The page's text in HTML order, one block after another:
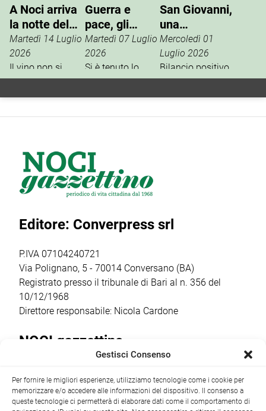
A Noci arriva
la notte del
vino che si
vive
Martedì 14 Luglio
2026
Il vino non si
degusta. Si vive.
È questo il
firmato Cantine
Barsento che
venerdì 17 luglio,
a partire dalle ore
trasformerà gli
cantina […]
Guerra e
pace, gli
Scout
incontrano
l’ANPI
Martedì 07 Luglio
2026
Si è tenuto lo
scorso 27 giugno
un incontro tra
reparto Orione del
gruppo Scout
Putignano 1, per
parlare di guerra
San Giovanni,
una
tradizione che
si rinnova
Mercoledì 01
Luglio 2026
Bilancio positivo,
la scorsa
settimana, per i
comunità
ricorrenza ha […]
Editore: Converpress srl
P.IVA 07104240721
Via Polignano, 5 - 70014 Conversano (BA)
Registrato presso il tribunale di Bari al n. 356 del
10/12/1968
Direttore responsabile: Nicola Cardone
NOCI gazzettino
+39 080 4979274|info@nocigazzettino.it Contatti|
Archivio
Gestisci Consenso
Per fornire le migliori esperienze, utilizziamo tecnologie come i cookie per
memorizzare e/o accedere alle informazioni del dispositivo. Il consenso a
queste tecnologie ci permetterà di elaborare dati come il comportamento di